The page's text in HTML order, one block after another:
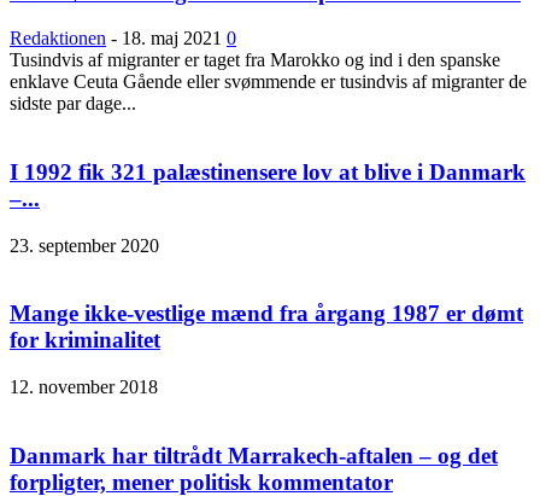
Redaktionen - 18. maj 2021 0
Tusindvis af migranter er taget fra Marokko og ind i den spanske
enklave Ceuta Gående eller svømmende er tusindvis af migranter de
sidste par dage...
I 1992 fik 321 palæstinensere lov at blive i Danmark
–...
23. september 2020
Mange ikke-vestlige mænd fra årgang 1987 er dømt
for kriminalitet
12. november 2018
Danmark har tiltrådt Marrakech-aftalen – og det
forpligter, mener politisk kommentator